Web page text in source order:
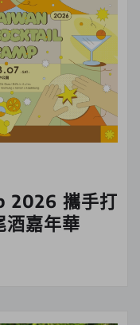
2026 攜手打
酒嘉年華